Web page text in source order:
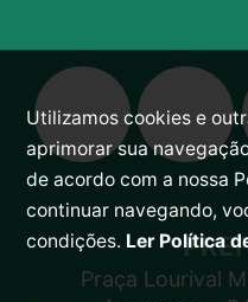
Praça Lourival
Utilizamos cookies e
aprimorar sua
de acordo com a nossa
continuar navegando,
condições. Ler Política